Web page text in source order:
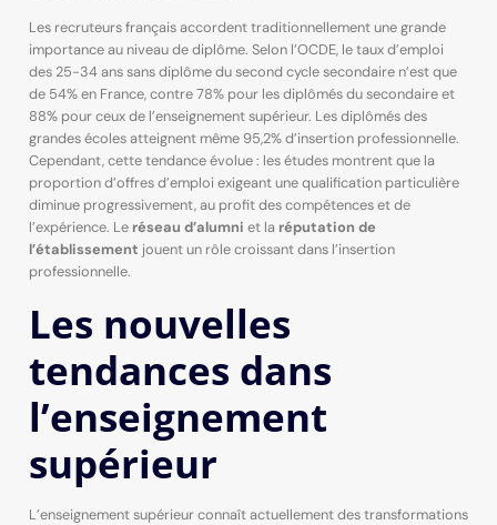
Les recruteurs français accordent traditionnellement une grande
importance au niveau de diplôme. Selon l’OCDE, le taux d’emploi
des 25-34 ans sans diplôme du second cycle secondaire n’est que
de 54% en France, contre 78% pour les diplômés du secondaire et
88% pour ceux de l’enseignement supérieur. Les diplômés des
grandes écoles atteignent même 95,2% d’insertion professionnelle.
Cependant, cette tendance évolue : les études montrent que la
proportion d’offres d’emploi exigeant une qualification particulière
diminue progressivement, au profit des compétences et de
l’expérience. Le réseau d’alumni et la réputation de
l’établissement jouent un rôle croissant dans l’insertion
professionnelle.
Les nouvelles
tendances dans
l’enseignement
supérieur
L’enseignement supérieur connaît actuellement des transformations